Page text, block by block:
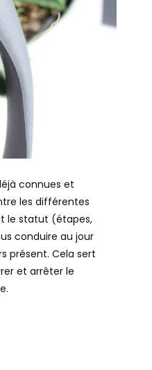
connues et
les différentes
le statut (étapes,
conduire au jour
présent. Cela sert
et arrêter le